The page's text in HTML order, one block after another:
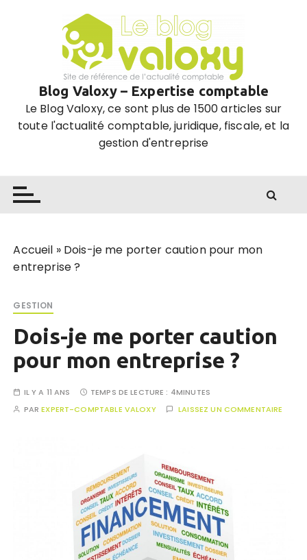
Blog Valoxy – Expertise comptable
Le Blog Valoxy, ce sont plus de 1500 articles sur
toute l'actualité comptable, juridique, fiscale, et la
gestion d'entreprise
Accueil » Dois-je me porter caution pour mon
entreprise ?
GESTION
Dois-je me porter caution
pour mon entreprise ?
IL Y A 11 ANS TEMPS DE LECTURE : 4MINUTES
PAREXPERT-COMPTABLE VALOXY LAISSEZ UN COMMENTAIRE